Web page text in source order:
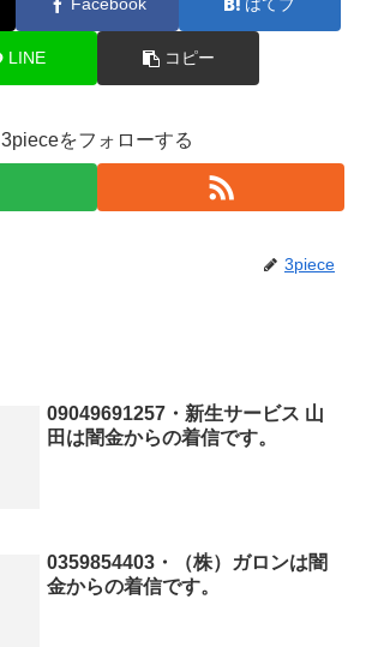
LINE コピー
3pieceをフォローする
3piece
09049691257・新生サービス 山
田は闇金からの着信です。
0359854403・（株）ガロンは闇
金からの着信です。